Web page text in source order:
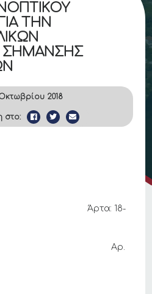
ΤΗΝ
ΣΗΜΑΝΣΗΣ
2018
στο:
Άρτα: 18-
Αρ.